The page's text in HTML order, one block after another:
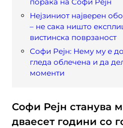
Нејзиниот најверен
– не сака ништо
вистинска поврзаност
Софи Рејн: Нему му е
гледа облечена и да
моменти
Софи Рејн станува
дваесет години со